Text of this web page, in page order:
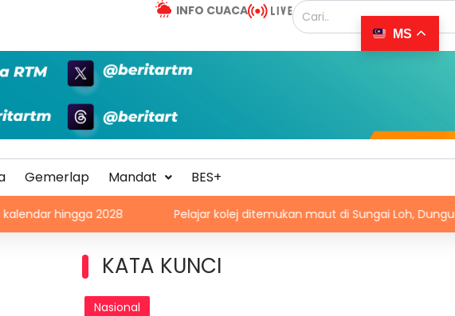
INFO CUACA
Gemerlap Mandat BES+
2028 Pelajar kolej ditemukan maut di Sungai Loh, Dungun
KATA KUNCI
Nasional
MS